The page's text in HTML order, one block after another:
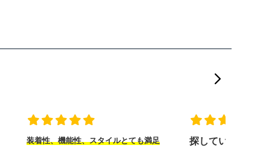
装着性、機能性、スタイルとても満足
探していたヘルメ